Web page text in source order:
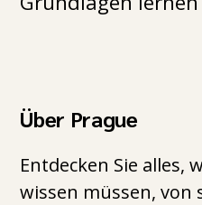
Über Prague
Entdecken Sie alles,
wissen müssen, von